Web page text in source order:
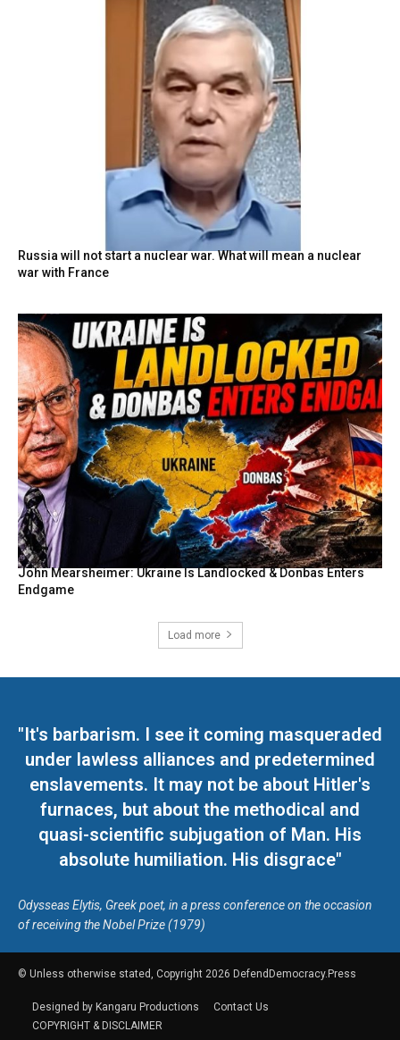
Russia will not start a nuclear war. What will mean a nuclear
war with France
John Mearsheimer: Ukraine Is Landlocked & Donbas Enters
Endgame
Load more
"It's barbarism. I see it coming masqueraded
under lawless alliances and predetermined
enslavements. It may not be about Hitler's
furnaces, but about the methodical and
quasi-scientific subjugation of Man. His
absolute humiliation. His disgrace"
Odysseas Elytis, Greek poet, in a press conference on the occasion
of receiving the Nobel Prize (1979)
© Unless otherwise stated, Copyright 2026 DefendDemocracy.Press
Designed by Kangaru Productions
Contact Us
COPYRIGHT & DISCLAIMER